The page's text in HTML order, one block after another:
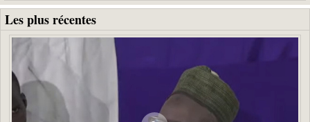
Les plus récentes